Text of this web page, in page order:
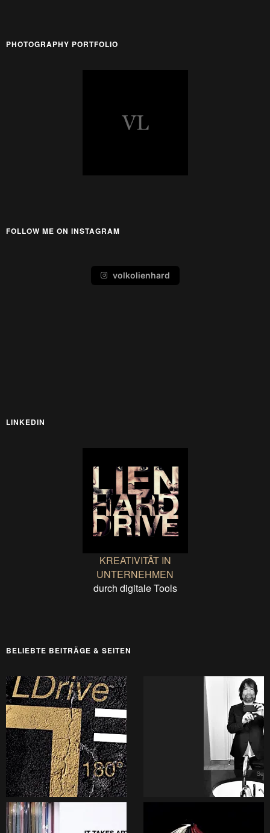
PHOTOGRAPHY PORTFOLIO
FOLLOW ME ON INSTAGRAM
volkolienhard
LINKEDIN
KREATIVITÄT IN
UNTERNEHMEN
durch digitale Tools
BELIEBTE BEITRÄGE & SEITEN